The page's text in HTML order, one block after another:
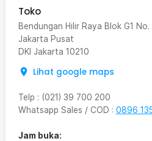
Toko
Bendungan Hilir Raya Blok G1 No.
Jakarta Pusat
DKI Jakarta 10210
Lihat google maps
Telp : (021) 39 700 200
Whatsapp Sales / COD : 0896
Jam buka: